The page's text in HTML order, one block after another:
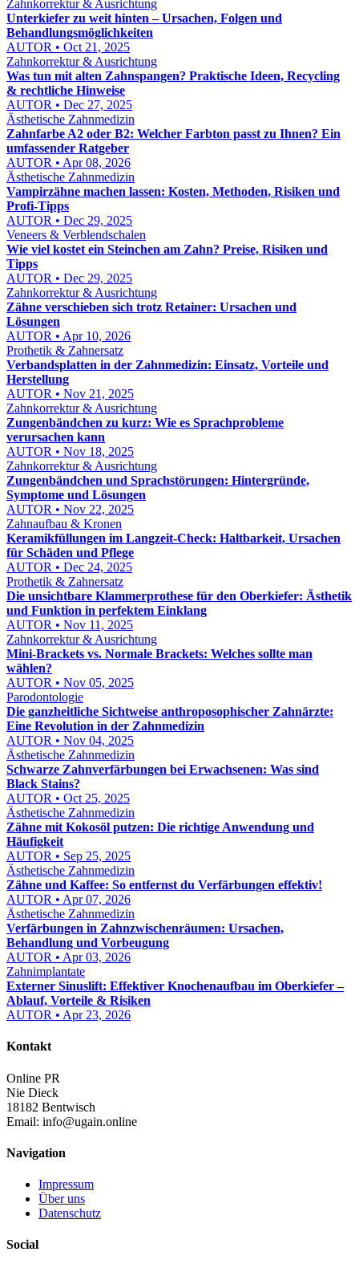
Zahnkorrektur & Ausrichtung
Unterkiefer zu weit hinten – Ursachen, Folgen und
Behandlungsmöglichkeiten
AUTOR • Oct 21, 2025
Zahnkorrektur & Ausrichtung
Was tun mit alten Zahnspangen? Praktische Ideen, Recycling
& rechtliche Hinweise
AUTOR • Dec 27, 2025
Ästhetische Zahnmedizin
Zahnfarbe A2 oder B2: Welcher Farbton passt zu Ihnen? Ein
umfassender Ratgeber
AUTOR • Apr 08, 2026
Ästhetische Zahnmedizin
Vampirzähne machen lassen: Kosten, Methoden, Risiken und
Profi-Tipps
AUTOR • Dec 29, 2025
Veneers & Verblendschalen
Wie viel kostet ein Steinchen am Zahn? Preise, Risiken und
Tipps
AUTOR • Dec 29, 2025
Zahnkorrektur & Ausrichtung
Zähne verschieben sich trotz Retainer: Ursachen und
Lösungen
AUTOR • Apr 10, 2026
Prothetik & Zahnersatz
Verbandsplatten in der Zahnmedizin: Einsatz, Vorteile und
Herstellung
AUTOR • Nov 21, 2025
Zahnkorrektur & Ausrichtung
Zungenbändchen zu kurz: Wie es Sprachprobleme
verursachen kann
AUTOR • Nov 18, 2025
Zahnkorrektur & Ausrichtung
Zungenbändchen und Sprachstörungen: Hintergründe,
Symptome und Lösungen
AUTOR • Nov 22, 2025
Zahnaufbau & Kronen
Keramikfüllungen im Langzeit-Check: Haltbarkeit, Ursachen
für Schäden und Pflege
AUTOR • Dec 24, 2025
Prothetik & Zahnersatz
Die unsichtbare Klammerprothese für den Oberkiefer: Ästhetik
und Funktion in perfektem Einklang
AUTOR • Nov 11, 2025
Zahnkorrektur & Ausrichtung
Mini-Brackets vs. Normale Brackets: Welches sollte man
wählen?
AUTOR • Nov 05, 2025
Parodontologie
Die ganzheitliche Sichtweise anthroposophischer Zahnärzte:
Eine Revolution in der Zahnmedizin
AUTOR • Nov 04, 2025
Ästhetische Zahnmedizin
Schwarze Zahnverfärbungen bei Erwachsenen: Was sind
Black Stains?
AUTOR • Oct 25, 2025
Ästhetische Zahnmedizin
Zähne mit Kokosöl putzen: Die richtige Anwendung und
Häufigkeit
AUTOR • Sep 25, 2025
Ästhetische Zahnmedizin
Zähne und Kaffee: So entfernst du Verfärbungen effektiv!
AUTOR • Apr 07, 2026
Ästhetische Zahnmedizin
Verfärbungen in Zahnzwischenräumen: Ursachen,
Behandlung und Vorbeugung
AUTOR • Apr 03, 2026
Zahnimplantate
Externer Sinuslift: Effektiver Knochenaufbau im Oberkiefer –
Ablauf, Vorteile & Risiken
AUTOR • Apr 23, 2026
Kontakt
Online PR
Nie Dieck
18182 Bentwisch
Email: info@ugain.online
Navigation
Impressum
Über uns
Datenschutz
Social